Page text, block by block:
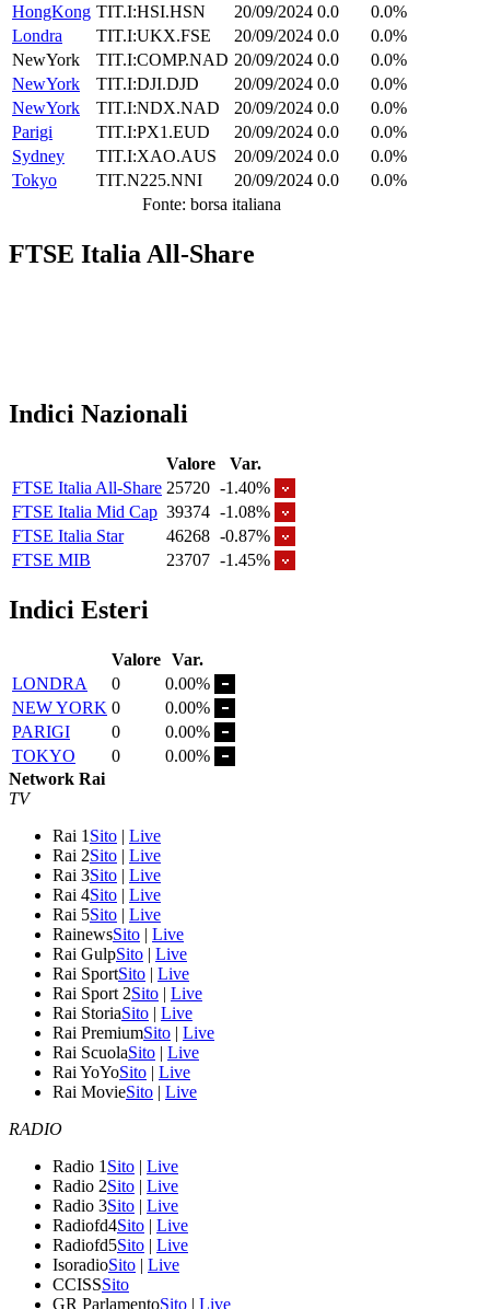
HongKong TIT.I:HSI.HSN 20/09/2024 0.0
0.0%
Londra
TIT.I:UKX.FSE 20/09/2024 0.0
0.0%
NewYork
TIT.I:COMP.NAD 20/09/2024 0.0
0.0%
NewYork
TIT.I:DJI.DJD 20/09/2024 0.0
0.0%
NewYork
TIT.I:NDX.NAD 20/09/2024 0.0
0.0%
Parigi
TIT.I:PX1.EUD 20/09/2024 0.0
0.0%
Sydney
TIT.I:XAO.AUS 20/09/2024 0.0
0.0%
Tokyo
TIT.N225.NNI 20/09/2024 0.0
0.0%
Fonte: borsa italiana
FTSE Italia All-Share
Indici Nazionali
Valore
Var.
FTSE Italia All-Share 25720 -1.40%
FTSE Italia Mid Cap 39374 -1.08%
FTSE Italia Star
46268 -0.87%
FTSE MIB
23707 -1.45%
Indici Esteri
Valore Var.
LONDRA
0
0.00%
NEW YORK 0
0.00%
PARIGI
0
0.00%
TOKYO
0
0.00%
Network Rai
TV
Rai 1 Sito | Live
Rai 2Sito | Live
Rai 3Sito | Live
Rai 4Sito | Live
Rai 5Sito | Live
RainewsSito | Live
Rai GulpSito | Live
Rai SportSito | Live
Rai Sport 2Sito | Live
Rai StoriaSito | Live
Rai PremiumSito | Live
Rai ScuolaSito | Live
Rai YoYoSito | Live
Rai MovieSito | Live
RADIO
Radio 1 Sito | Live
Radio 2Sito | Live
Radio 3Sito | Live
Radiofd4Sito | Live
Radiofd5Sito | Live
IsoradioSito | Live
CCISSSito
GR ParlamentoSito | Live